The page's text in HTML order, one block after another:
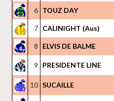
6 TOUZ DAY
7 CALINIGHT (Aus)
8 ELVIS DE BALME
9 PRESIDENTE LINE
10 SUCAILLE